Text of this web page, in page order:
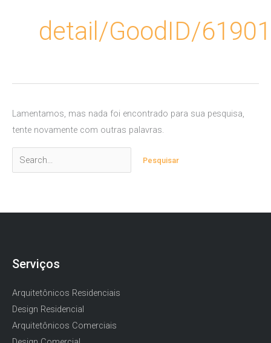
detail/GoodID/
Lamentamos, mas nada foi encontrado para sua pesquisa,
tente novamente com outras palavras.
Pesquisar
por:
Serviços
Arquitetônicos Residenciais
Design Residencial
Arquitetônicos Comerciais